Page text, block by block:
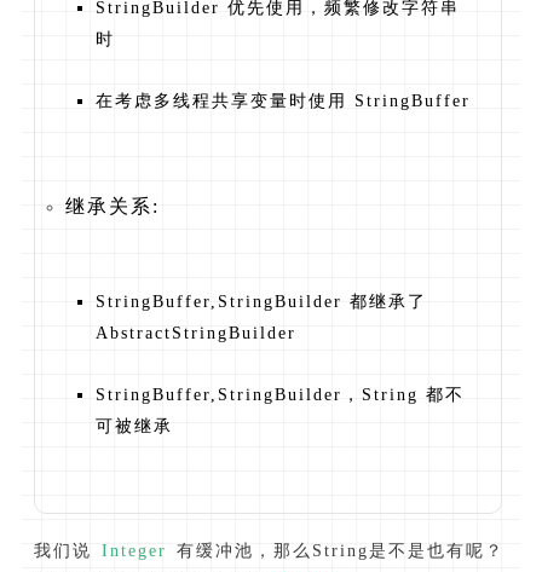
StringBuilder 优先使用，频繁修改字符串
时
在考虑多线程共享变量时使用 StringBuffer
继承关系:
StringBuffer,StringBuilder 都继承了
AbstractStringBuilder
StringBuffer,StringBuilder，String 都不
可被继承
我们说 Integer
有缓冲池，那么String是不是也有呢？